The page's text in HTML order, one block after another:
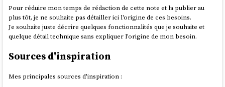
restreint et de meilleure qualité. Priorisée, maintenue à jour et
régulièrementaffiné, cette liste représente le travail potentiel
sérieusement envisagé pour le produit. Lors duSprint Planning, les
parties prenantes — développeurs, produit et autres contributeurs
décider quels items intégreront leSprint Backlog
Sonnet 4.6
J'ai intégré Packit fedora-rpm-copr-playground
branchebash-packit.
Avant de pouvoir utiliser Packitpour build un package
Pour réduire mon temps de rédaction de cette note et la publier au
plus tôt, je ne souhaite pas détailler ici l'origine de ces besoins.
Je souhaite juste décrire quelques fonctionnalités que je souhaite et
quelque détail technique sans expliquer l'origine de mon besoin.
Sources d'inspiration
Mes principales sources d'inspiration :